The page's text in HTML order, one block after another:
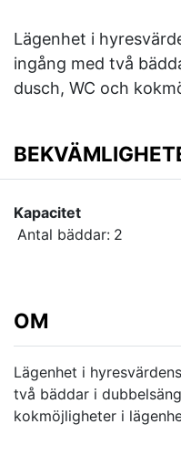
Lägenhet i
ingång med två
dusch, WC och
Kapacitet
Antal bäddar: 2
OM
Lägenhet i
två bäddar i
kokmöjligheter i